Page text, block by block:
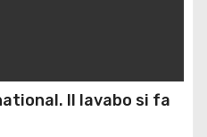
Il lavabo si fa